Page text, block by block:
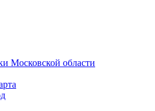
Московской области